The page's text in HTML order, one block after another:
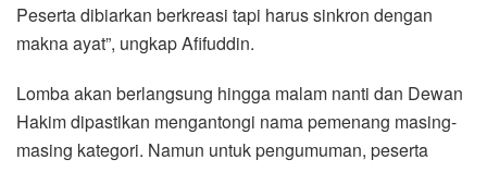
Peserta dibiarkan berkreasi tapi harus sinkron dengan
makna ayat”, ungkap Afifuddin.
Lomba akan berlangsung hingga malam nanti dan Dewan
Hakim dipastikan mengantongi nama pemenang masing-
masing kategori. Namun untuk pengumuman, peserta